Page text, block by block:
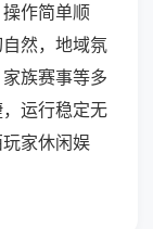
作简单顺
然，地域氛
族赛事等多
运行稳定无
家休闲娱